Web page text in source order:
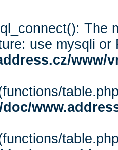
The
use mysqli or
www/